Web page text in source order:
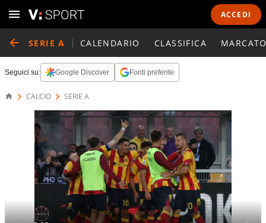
ACCEDI
SERIE A CALENDARIO CLASSIFICA
Seguici su: Google Discover Fonti preferite
CALCIO SERIE A